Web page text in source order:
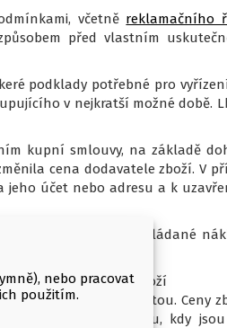
nebo pracovat
použitím.
včetně reklamačního
před vlastním
podklady potřebné pro
v nejkratší možné době.
kupní smlouvy, na základě
cena dodavatele zboží. V
účet nebo adresu a k
kupní ceny, předpokládané
cen jednotlivého zboží
poštovní cestou. Ceny
v platnosti po dobu, kdy